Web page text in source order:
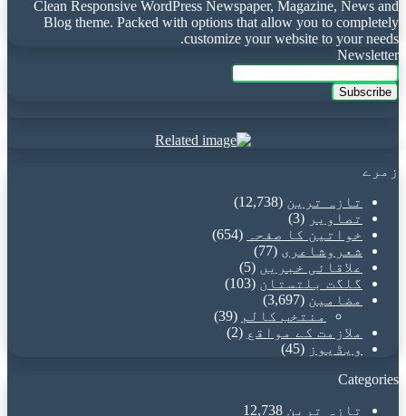
Clean Responsive WordPress Newspaper, Magazine, News and
Blog theme. Packed with options that allow you to completely
customize your website to your needs.
Newsletter
Enter
your
Email
زمرے
تازہ ترین (12,738)
تصاویر (3)
خواتین کا صفحہ
(654)
شعروشاعری (77)
علاقائی خبریں (5)
گلگت بلتستان (103)
مضامین (3,697)
منتخب کالم (39)
ملازمت کے مواقع (2)
ویڈیوز (45)
Categories
تازہ ترین 12,738